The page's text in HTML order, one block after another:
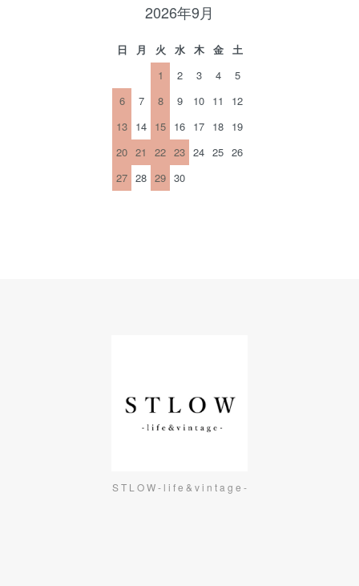
2026年9月
日 月 火 水 木 金
土
1
2 3 4
5
6
7 8 9 10 11
12
13 14 15 16 17 18 19
20 21 22 23 24 25 26
27 28 29 30
S T L O W - l i f e & v i n t a g e -